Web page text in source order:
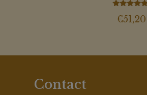
5.00
uit 5
€51,20
Contact